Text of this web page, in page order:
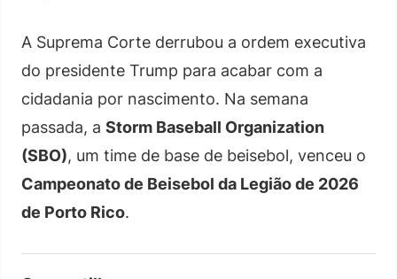
A Suprema Corte derrubou a ordem executiva
do presidente Trump para acabar com a
cidadania por nascimento. Na semana
passada, a Storm Baseball Organization
(SBO), um time de base de beisebol, venceu o
Campeonato de Beisebol da Legião de 2026
de Porto Rico.